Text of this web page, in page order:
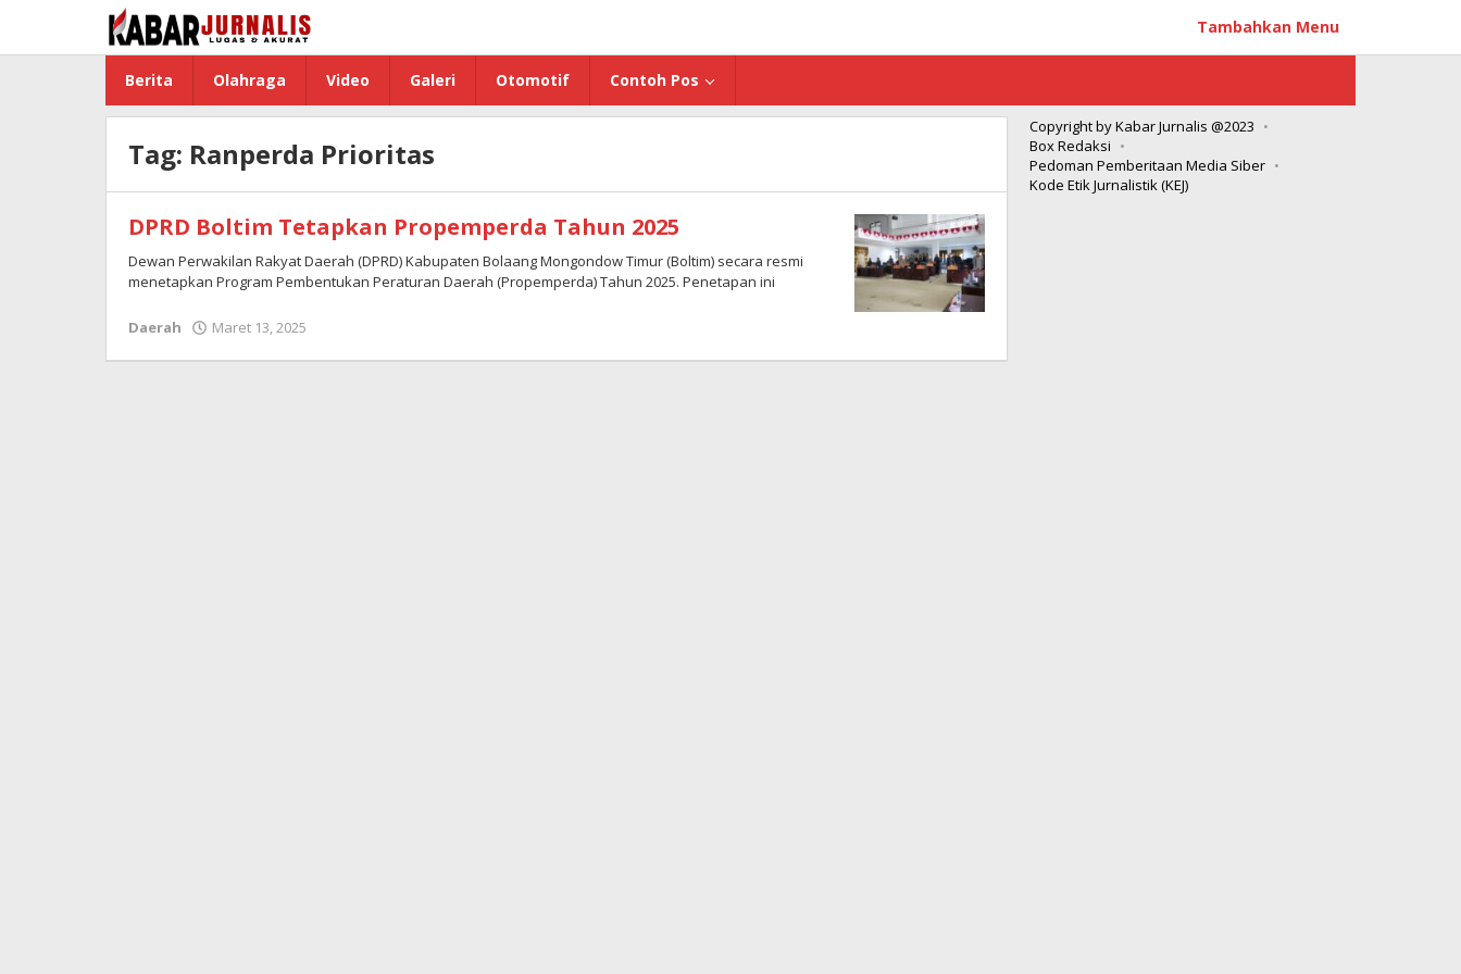
konten
Tambahkan Menu
Berita Olahraga Video Galeri Otomotif Contoh Pos
Tag: Ranperda Prioritas
DPRD Boltim Tetapkan Propemperda Tahun 2025
Dewan Perwakilan Rakyat Daerah (DPRD) Kabupaten Bolaang Mongondow Timur (Boltim) secara resmi
menetapkan Program Pembentukan Peraturan Daerah (Propemperda) Tahun 2025. Penetapan ini
Daerah Maret 13, 2025
Copyright by Kabar Jurnalis @2023
Box Redaksi
Pedoman Pemberitaan Media Siber
Kode Etik Jurnalistik (KEJ)